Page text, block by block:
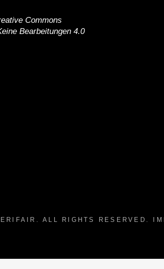
Commons
Bearbeitungen 4.0
. ALL RIGHTS RESERVED.